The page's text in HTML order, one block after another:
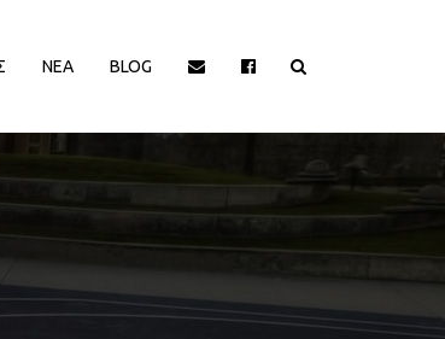
ΑΡΧΕΣ
ΝΕΑ
ΔΙΟΡΓΑΝΩΤΡΙΕΣ ΑΡΧΕΣ
HALL OF FAME
BLOG